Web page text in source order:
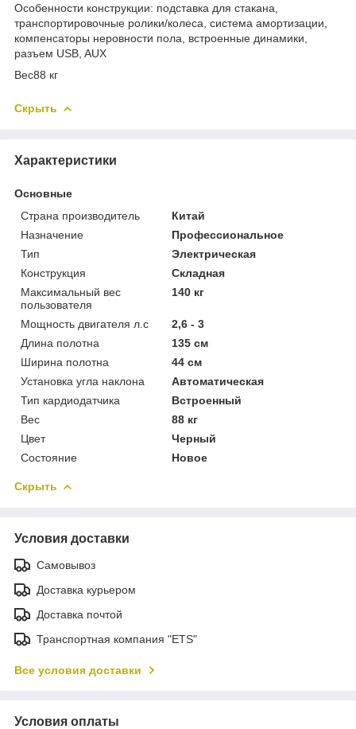
Особенности конструкции: подставка для стакана,
транспортировочные ролики/колеса, система амортизации,
компенсаторы неровности пола, встроенные динамики,
разъем USB, AUX
Вес88 кг
Скрыть
Характеристики
Основные
Страна производитель
Китай
Назначение
Профессиональное
Тип
Электрическая
Конструкция
Складная
Максимальный вес
пользователя
140 кг
Мощность двигателя л.с
2,6 - 3
Длина полотна
135 см
Ширина полотна
44 см
Установка угла наклона
Автоматическая
Тип кардиодатчика
Встроенный
Вес
88 кг
Цвет
Черный
Состояние
Новое
Скрыть
Условия доставки
Самовывоз
Доставка курьером
Доставка почтой
Транспортная компания "ETS"
Все условия доставки
Условия оплаты